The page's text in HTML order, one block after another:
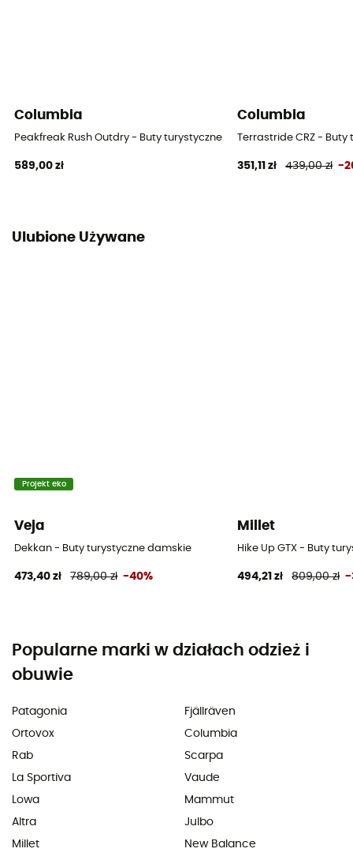
Columbia
Peakfreak Rush Outdry - Buty turystyczne damskie
589,00 zł
Columbia
Terrastride CRZ -
351,11 zł 439,00 zł -
Ulubione Używane
Projekt eko
Veja
Dekkan - Buty turystyczne damskie
473,40 zł 789,00 zł -40%
Millet
Hike Up GTX - Buty
494,21 zł 809,00 zł -
Popularne marki w działach odzież i
obuwie
Patagonia
Ortovox
Rab
La Sportiva
Lowa
Altra
Millet
Fjällräven
Columbia
Scarpa
Vaude
Mammut
Julbo
New Balance